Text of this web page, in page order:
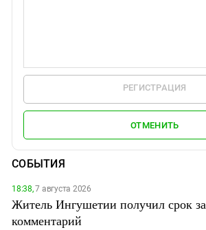
РЕГИСТРАЦИЯ
ОТМЕНИТЬ
СОБЫТИЯ
18:38,7 августа 2026
Житель Ингушетии получил срок
комментарий